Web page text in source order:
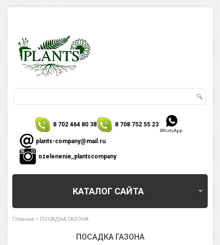
8 702 464 80 38 8 708 752 55 23
plants-company@mail.ru
ozelenenie_plantscompany
КАТАЛОГ САЙТА
Главная » ПОСАДКА ГАЗОНА
ПОСАДКА ГАЗОНА